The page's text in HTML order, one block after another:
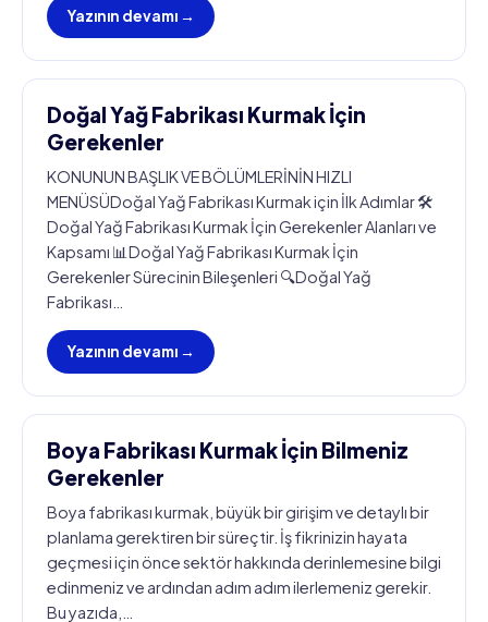
Yazının devamı →
Doğal Yağ Fabrikası Kurmak İçin
Gerekenler
KONUNUN BAŞLIK VE BÖLÜMLERİNİN HIZLI
MENÜSÜDoğal Yağ Fabrikası Kurmak için İlk Adımlar 🛠️
Doğal Yağ Fabrikası Kurmak İçin Gerekenler Alanları ve
Kapsamı 📊Doğal Yağ Fabrikası Kurmak İçin
Gerekenler Sürecinin Bileşenleri 🔍Doğal Yağ
Fabrikası…
Yazının devamı →
Boya Fabrikası Kurmak İçin Bilmeniz
Gerekenler
Boya fabrikası kurmak, büyük bir girişim ve detaylı bir
planlama gerektiren bir süreçtir. İş fikrinizin hayata
geçmesi için önce sektör hakkında derinlemesine bilgi
edinmeniz ve ardından adım adım ilerlemeniz gerekir.
Bu yazıda,…